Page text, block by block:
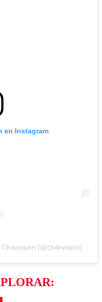
en Instagram
(@chilevision)